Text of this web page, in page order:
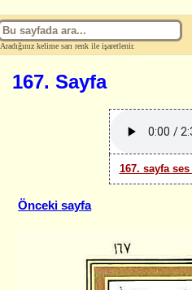
Aradığınız kelime sarı renk ile işaretlenir.
167. Sayfa
167. sayfa
Önceki sayfa